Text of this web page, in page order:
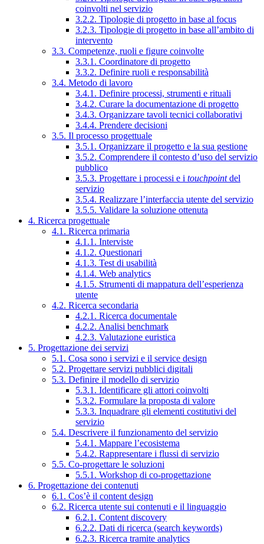
coinvolti nel servizio
3.2.2. Tipologie di progetto in base al focus
3.2.3. Tipologie di progetto in base all’ambito di
intervento
3.3. Competenze, ruoli e figure coinvolte
3.3.1. Coordinatore di progetto
3.3.2. Definire ruoli e responsabilità
3.4. Metodo di lavoro
3.4.1. Definire processi, strumenti e rituali
3.4.2. Curare la documentazione di progetto
3.4.3. Organizzare tavoli tecnici collaborativi
3.4.4. Prendere decisioni
3.5. Il processo progettuale
3.5.1. Organizzare il progetto e la sua gestione
3.5.2. Comprendere il contesto d’uso del servizio
pubblico
3.5.3. Progettare i processi e i touchpointdel
servizio
3.5.4. Realizzare l’interfaccia utente del servizio
3.5.5. Validare la soluzione ottenuta
4. Ricerca progettuale
4.1. Ricerca primaria
4.1.1. Interviste
4.1.2. Questionari
4.1.3. Test di usabilità
4.1.4. Web analytics
4.1.5. Strumenti di mappatura dell’esperienza
utente
4.2. Ricerca secondaria
4.2.1. Ricerca documentale
4.2.2. Analisi benchmark
4.2.3. Valutazione euristica
5. Progettazione dei servizi
5.1. Cosa sono i servizi e il service design
5.2. Progettare servizi pubblici digitali
5.3. Definire il modello di servizio
5.3.1. Identificare gli attori coinvolti
5.3.2. Formulare la proposta di valore
5.3.3. Inquadrare gli elementi costitutivi del
servizio
5.4. Descrivere il funzionamento del servizio
5.4.1. Mappare l’ecosistema
5.4.2. Rappresentare i flussi di servizio
5.5. Co-progettare le soluzioni
5.5.1. Workshop di co-progettazione
6. Progettazione dei contenuti
6.1. Cos’è il content design
6.2. Ricerca utente sui contenuti e il linguaggio
6.2.1. Content discovery
6.2.2. Dati di ricerca (search keywords)
6.2.3. Ricerca tramite analytics